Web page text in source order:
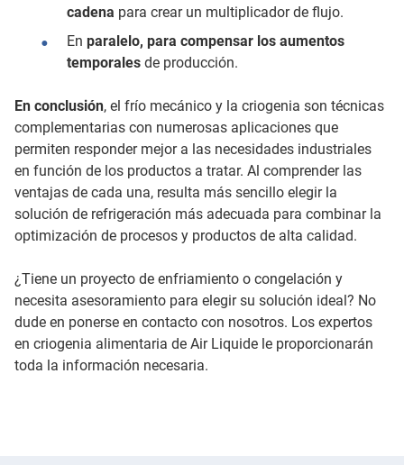
cadena para crear un multiplicador de flujo.
En paralelo, para compensar los aumentos
temporalesde producción.
En conclusión, el frío mecánico y la criogenia son técnicas
complementarias con numerosas aplicaciones que
permiten responder mejor a las necesidades industriales
en función de los productos a tratar. Al comprender las
ventajas de cada una, resulta más sencillo elegir la
solución de refrigeración más adecuada para combinar la
optimización de procesos y productos de alta calidad.
¿Tiene un proyecto de enfriamiento o congelación y
necesita asesoramiento para elegir su solución ideal? No
dude en ponerse en contacto con nosotros. Los expertos
en criogenia alimentaria de Air Liquide le proporcionarán
toda la información necesaria.